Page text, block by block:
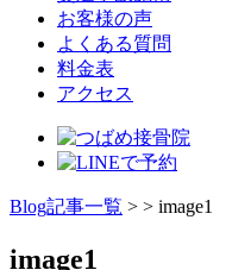
お客様の声
よくある質問
料金表
アクセス
Blog記事一覧 > > image1
image1